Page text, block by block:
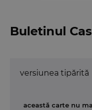
Buletinul
versiunea tipărită
această carte nu